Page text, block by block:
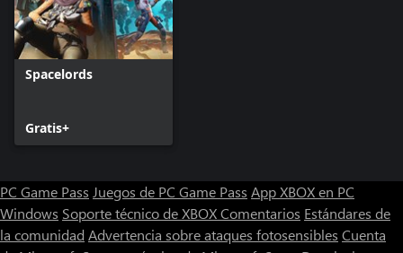
Spacelords
Gratis+
PC Game Pass Juegos de PC Game Pass App XBOX en PC
Windows Soporte técnico de XBOXComentarios Estándares de
la comunidad Advertencia sobre ataques fotosensibles Cuenta